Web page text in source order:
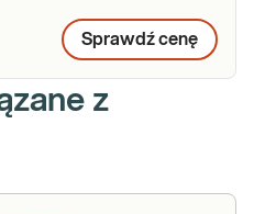
Sprawdź cenę
z